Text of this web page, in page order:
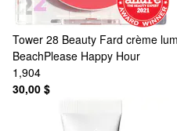
Tower 28 Beauty Fard crème
BeachPlease Happy Hour
1,904
30,00 $